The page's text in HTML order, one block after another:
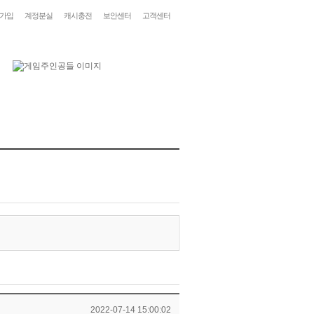
입 계정분실 캐시충전 보안센터 고객센터
2022-07-14 15:00:02